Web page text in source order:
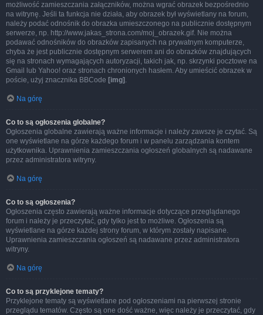
możliwość zamieszczania załączników, można wgrać obrazek bezpośrednio
na witrynę. Jeśli ta funkcja nie działa, aby obrazek był wyświetlany na forum,
należy podać odnośnik do obrazka umieszczonego na publicznie dostępnym
serwerze, np. http://www.jakas_strona.com/moj_obrazek.gif. Nie można
podawać odnośników do obrazków zapisanych na prywatnym komputerze,
chyba że jest publicznie dostępnym serwerem ani do obrazków znajdujących
się na stronach wymagających autoryzacji, takich jak, np. skrzynki pocztowe na
Gmail lub Yahoo! oraz stronach chronionych hasłem. Aby umieścić obrazek w
poście, użyj znacznika BBCode [img] .
Na górę
Co to są ogłoszenia globalne?
Ogłoszenia globalne zawierają ważne informacje i należy zawsze je czytać. Są
one wyświetlane na górze każdego forum i w panelu zarządzania kontem
użytkownika. Uprawnienia zamieszczania ogłoszeń globalnych są nadawane
przez administratora witryny.
Na górę
Co to są ogłoszenia?
Ogłoszenia często zawierają ważne informacje dotyczące przeglądanego
forum i należy je przeczytać, gdy tylko jest to możliwe. Ogłoszenia są
wyświetlane na górze każdej strony forum, w którym zostały napisane.
Uprawnienia zamieszczania ogłoszeń są nadawane przez administratora
witryny.
Na górę
Co to są przyklejone tematy?
Przyklejone tematy są wyświetlane pod ogłoszeniami na pierwszej stronie
przeglądu tematów. Często są one dość ważne, więc należy je przeczytać, gdy